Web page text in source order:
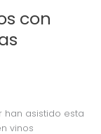
con
han asistido esta
vinos